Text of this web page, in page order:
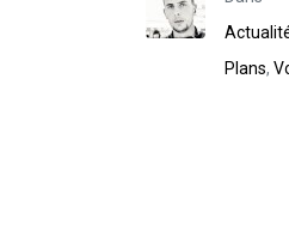
Plans,